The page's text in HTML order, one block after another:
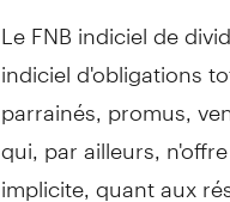
Le FNB indiciel de
indiciel d'obligations
parrainés, promus,
qui, par ailleurs,
implicite, quant aux